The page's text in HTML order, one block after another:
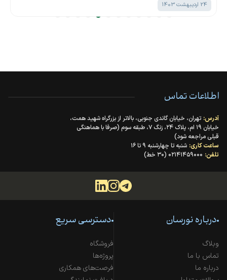
24 اردیبهشت 1403
اطلاعات تماس
آدرس: تهران، خیابان گاندی جنوبی، بالاتر از بزرگراه شهید همت،
خیابان ۱۹ ام، پلاک ۲۴، زنگ ۷، طبقه سوم (صرفا با هماهنگی
قبلی مراجعه شود)
ساعت کاری: شنبه تا چهارشنبه ۹ تا ۱۶
تلفن: ۰۲۱۴۱۴۵۹۰۰۰ (۳۰ خط)
درباره نورسان
وبلاگ
تماس با ما
درباره ما
دسترسی سریع
فروشگاه
پروژه‌ها
فرصت‌های همکاری